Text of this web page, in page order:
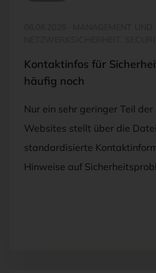
Kontaktinfos für
häufig noch
Nur ein sehr geringer Teil der
Websites stellt über die
standardisierte
Hinweise auf